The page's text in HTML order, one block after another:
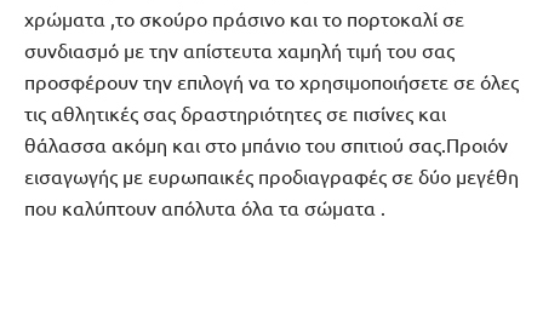
χρώματα ,το σκούρο πράσινο και το πορτοκαλί σε
συνδιασμό με την απίστευτα χαμηλή τιμή του σας
προσφέρουν την επιλογή να το χρησιμοποιήσετε σε όλες
τις αθλητικές σας δραστηριότητες σε πισίνες και
θάλασσα ακόμη και στο μπάνιο του σπιτιού σας.Προιόν
εισαγωγής με ευρωπαικές προδιαγραφές σε δύο μεγέθη
που καλύπτουν απόλυτα όλα τα σώματα .